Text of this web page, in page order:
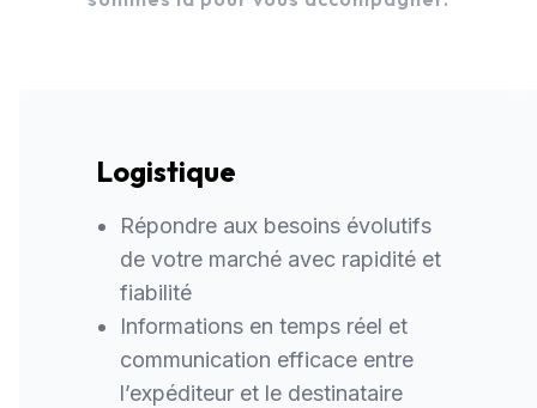
Logistique
Répondre aux besoins évolutifs
de votre marché avec rapidité et
fiabilité
Informations en temps réel et
communication efficace entre
l’expéditeur et le destinataire